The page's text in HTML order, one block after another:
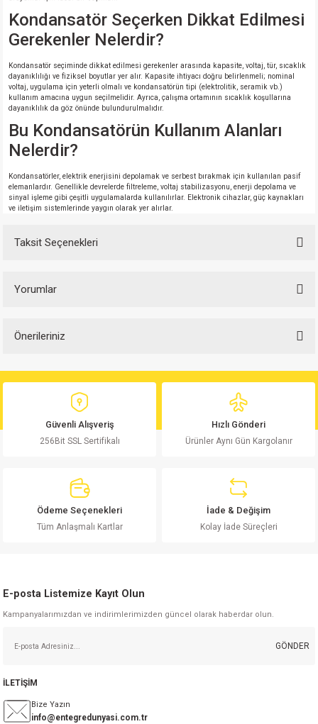
Kondansatör Seçerken Dikkat Edilmesi
Gerekenler Nelerdir?
Kondansatör seçiminde dikkat edilmesi gerekenler arasında kapasite, voltaj, tür, sıcaklık
dayanıklılığı ve fiziksel boyutlar yer alır. Kapasite ihtiyacı doğru belirlenmeli; nominal
voltaj, uygulama için yeterli olmalı ve kondansatörün tipi (elektrolitik, seramik vb.)
kullanım amacına uygun seçilmelidir. Ayrıca, çalışma ortamının sıcaklık koşullarına
dayanıklılık da göz önünde bulundurulmalıdır.
Bu Kondansatörün Kullanım Alanları
Nelerdir?
Kondansatörler, elektrik enerjisini depolamak ve serbest bırakmak için kullanılan pasif
elemanlardır. Genellikle devrelerde filtreleme, voltaj stabilizasyonu, enerji depolama ve
sinyal işleme gibi çeşitli uygulamalarda kullanılırlar. Elektronik cihazlar, güç kaynakları
ve iletişim sistemlerinde yaygın olarak yer alırlar.
Taksit Seçenekleri
Yorumlar
Yorum Yaz
Önerileriniz
yetersiz gördüğünüz noktaları öneri formunu kullanarak tarafımıza
Görüş ve önerileriniz için teşekkür ederiz.
Ürün resmi kalitesiz, bozuk veya görüntülenemiyor.
Ürün bilgilerinde hatalar bulunuyor.
Bu ürüne benzer farklı alternatifler olmalı.
Gönder
Güvenli Alışveriş
256Bit SSL Sertifikalı
Hızlı Gönderi
Ürünler Aynı Gün Kargolanır
Ödeme Seçenekleri
Tüm Anlaşmalı Kartlar
İade & Değişim
Kolay İade Süreçleri
E-posta Listemize Kayıt Olun
Kampanyalarımızdan ve indirimlerimizden güncel olarak haberdar olun.
GÖNDER
İLETİŞİM
Bize Yazın
info@entegredunyasi.com.tr